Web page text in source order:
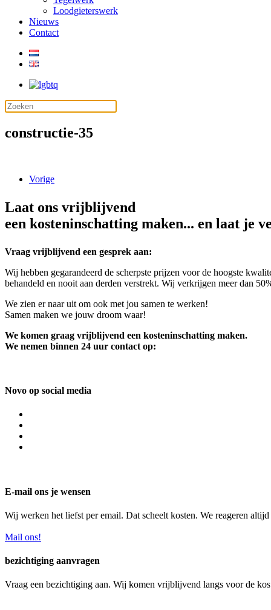
Loodgieterswerk
Nieuws
Contact
constructie-35
Vorige
Laat ons vrijblijvend
een kosteninschatting maken... en laat je
Vraag vrijblijvend een gesprek aan:
Wij hebben gegarandeerd de scherpste prijzen voor de hoogste
behandeld en nooit aan derden verstrekt. Wij verkrijgen meer dan
We zien er naar uit om ook met jou samen te werken!
Samen maken we jouw droom waar!
We komen graag vrijblijvend een kosteninschatting maken.
We nemen binnen 24 uur contact op:
Novo op social media
E-mail ons je wensen
Wij werken het liefst per email. Dat scheelt kosten. We reageren
Mail ons!
bezichtiging aanvragen
Vraag een bezichtiging aan. Wij komen vrijblijvend langs voor de